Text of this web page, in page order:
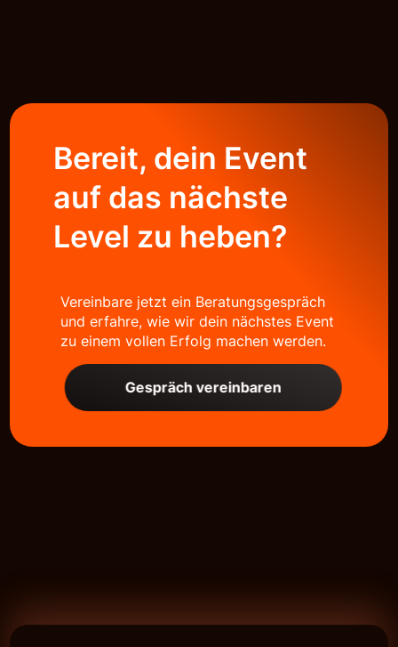
Bereit, dein Event
auf das nächste
Level zu heben?
Vereinbare jetzt ein Beratungsgespräch
und erfahre, wie wir dein nächstes Event
zu einem vollen Erfolg machen werden.
Gespräch vereinbaren